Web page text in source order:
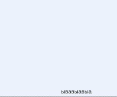
ывавыавыа